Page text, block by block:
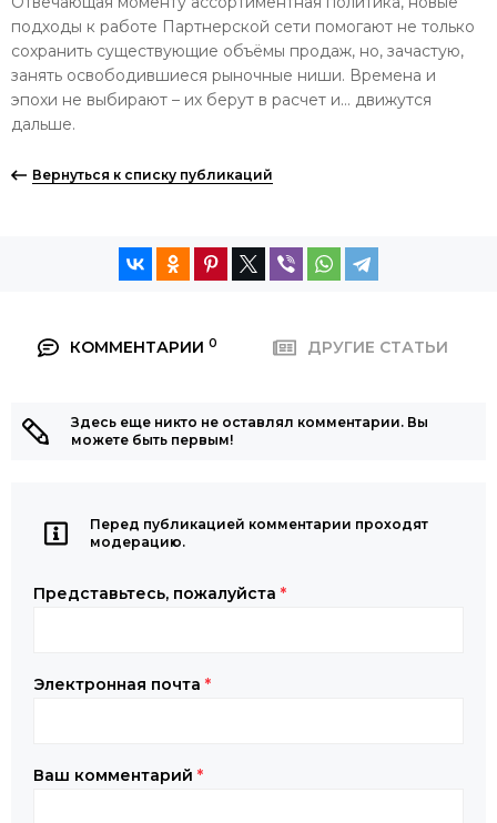
подходы к работе Партнерской сети помогают не только
сохранить существующие объёмы продаж, но, зачастую,
занять освободившиеся рыночные ниши. Времена и
эпохи не выбирают – их берут в расчет и… движутся
дальше.
Вернуться к списку публикаций
КОММЕНТАРИИ 0 ДРУГИЕ СТАТЬИ
Здесь еще никто не оставлял комментарии. Вы
можете быть первым!
Перед публикацией комментарии проходят
модерацию.
Представьтесь, пожалуйста *
Электронная почта *
Ваш комментарий *